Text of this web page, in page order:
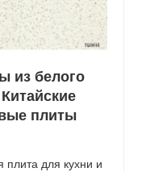
из белого
плиты
плита для кухни и